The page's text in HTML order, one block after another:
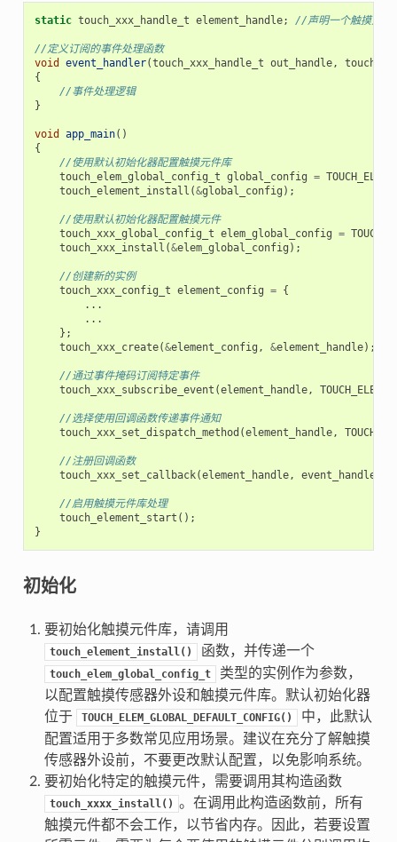
static touch_xxx_handle_t element_handle; //声明一个触摸元件
//定义订阅的事件处理函数
void
event_handler(touch_xxx_handle_t out_handle,
{
//事件处理逻辑
}
void app_main()
{
//使用默认初始化器配置触摸元件库
touch_elem_global_config_t global_config =
touch_element_install (&global_config );
//使用默认初始化器配置触摸元件
touch_xxx_global_config_t elem_global_config =
touch_xxx_install (&elem_global_config );
//创建新的实例
touch_xxx_config_t element_config = {
...
...
};
touch_xxx_create(&element_config , &element_handle);
//通过事件掩码订阅特定事件
touch_xxx_subscribe_event (element_handle,
//选择使用回调函数传递事件通知
touch_xxx_set_dispatch_method (element_handle,
//注册回调函数
touch_xxx_set_callback(element_handle, event_handler
//启用触摸元件库处理
touch_element_start ();
}
初始化
要初始化触摸元件库，请调用
touch_element_install() 函数，并传递一个
touch_elem_global_config_t
类型的实例作为参数，
以配置触摸传感器外设和触摸元件库。默认初始化器
位于
TOUCH_ELEM_GLOBAL_DEFAULT_CONFIG()
中，此默认
配置适用于多数常见应用场景。建议在充分了解触摸
传感器外设前，不要更改默认配置，以免影响系统。
要初始化特定的触摸元件，需要调用其构造函数
touch_xxxx_install() 。在调用此构造函数前，所有
触摸元件都不会工作，以节省内存。因此，若要设置